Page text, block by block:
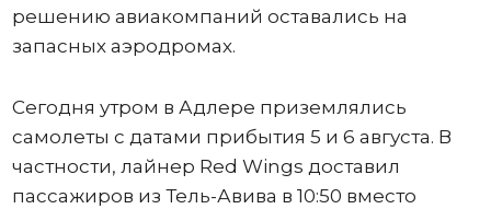
решению авиакомпаний оставались на
запасных аэродромах.
Сегодня утром в Адлере приземлялись
самолеты с датами прибытия 5 и 6 августа. В
частности, лайнер Red Wings доставил
пассажиров из Тель-Авива в 10:50 вместо